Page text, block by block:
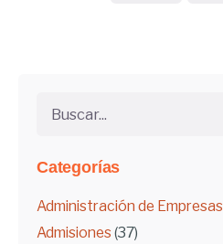
Categorías
Administración de Empresas
Admisiones (37)